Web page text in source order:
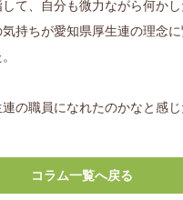
て、自分も微力ながら何か
持ちが愛知県厚生連の理念に
の職員になれたのかなと感じ
コラム一覧へ戻る